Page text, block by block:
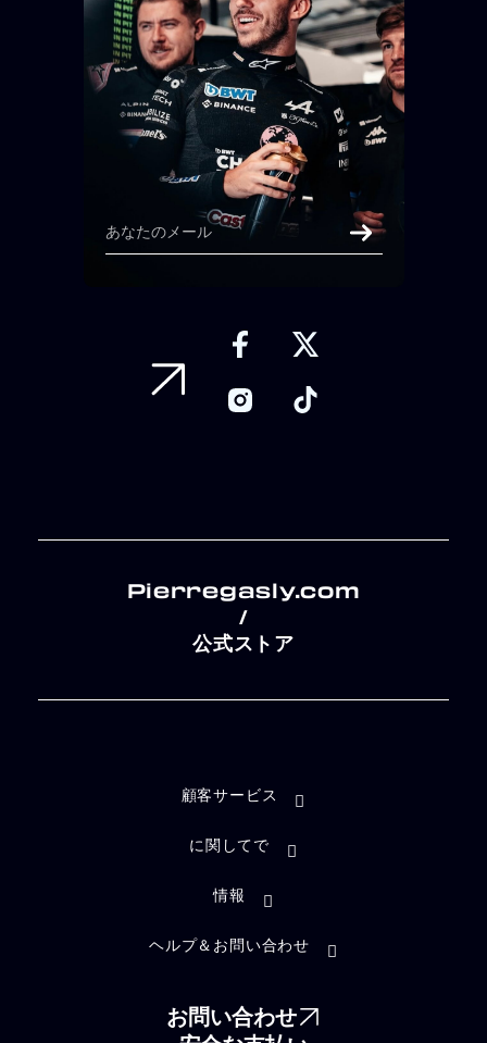
Pierregasly.com
/
公式ストア
顧客サービス
に関してで
情報
ヘルプ＆お問い合わせ
お問い合わせ